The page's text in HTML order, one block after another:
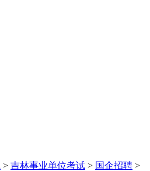
> 吉林事业单位考试 > 国企招聘 >